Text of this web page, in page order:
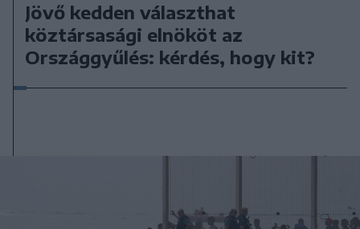
Jövő kedden választhat
köztársasági elnököt az
Országgyűlés: kérdés, hogy kit?